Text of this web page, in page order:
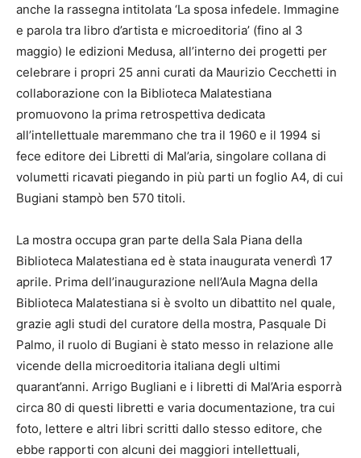
anche la rassegna intitolata ‘La sposa infedele. Immagine
e parola tra libro d’artista e microeditoria’ (fino al 3
maggio) le edizioni Medusa, all’interno dei progetti per
celebrare i propri 25 anni curati da Maurizio Cecchetti in
collaborazione con la Biblioteca Malatestiana
promuovono la prima retrospettiva dedicata
all’intellettuale maremmano che tra il 1960 e il 1994 si
fece editore dei Libretti di Mal’aria, singolare collana di
volumetti ricavati piegando in più parti un foglio A4, di cui
Bugiani stampò ben 570 titoli.
La mostra occupa gran parte della Sala Piana della
Biblioteca Malatestiana ed è stata inaugurata venerdì 17
aprile. Prima dell’inaugurazione nell’Aula Magna della
Biblioteca Malatestiana si è svolto un dibattito nel quale,
grazie agli studi del curatore della mostra, Pasquale Di
Palmo, il ruolo di Bugiani è stato messo in relazione alle
vicende della microeditoria italiana degli ultimi
quarant’anni. Arrigo Bugliani e i libretti di Mal’Aria esporrà
circa 80 di questi libretti e varia documentazione, tra cui
foto, lettere e altri libri scritti dallo stesso editore, che
ebbe rapporti con alcuni dei maggiori intellettuali,